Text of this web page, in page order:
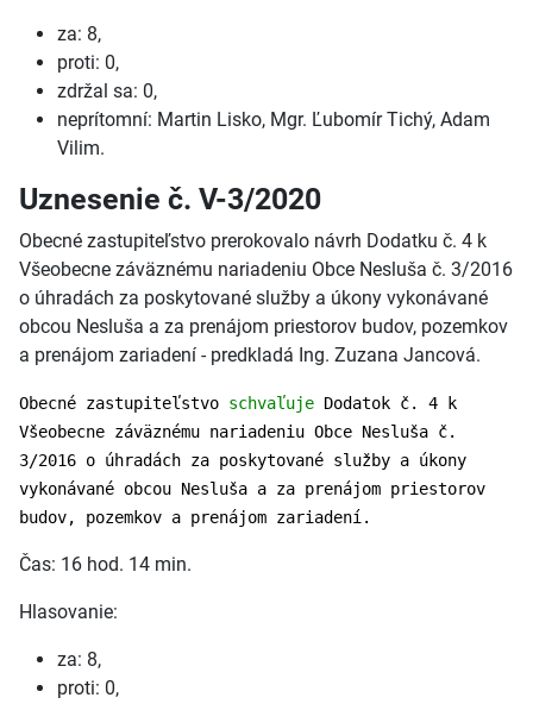
za: 8,
proti: 0,
zdržal sa: 0,
neprítomní: Martin Lisko, Mgr. Ľubomír Tichý, Adam
Vilim.
Uznesenie č. V-3/2020
Obecné zastupiteľstvo prerokovalo návrh Dodatku č. 4 k
Všeobecne záväznému nariadeniu Obce Nesluša č. 3/2016
o úhradách za poskytované služby a úkony vykonávané
obcou Nesluša a za prenájom priestorov budov, pozemkov
a prenájom zariadení - predkladá Ing. Zuzana Jancová.
Obecné zastupiteľstvo schvaľuje Dodatok č. 4 k
Všeobecne záväznému nariadeniu Obce Nesluša č.
3/2016 o úhradách za poskytované služby a úkony
vykonávané obcou Nesluša a za prenájom priestorov
budov, pozemkov a prenájom zariadení.
Čas: 16 hod. 14 min.
Hlasovanie:
za: 8,
proti: 0,